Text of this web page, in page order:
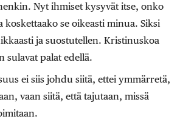
Nyt ihmiset kysyvät itse, onko
koskettaako se oikeasti minua. Siksi
ja suostutellen. Kristinuskoa
sulavat palat edellä.
ei siis johdu siitä, ettei ymmärretä,
vaan siitä, että tajutaan, missä